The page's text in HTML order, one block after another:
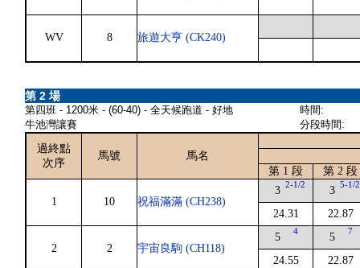
WV 8 旅遊大亨 (CK240)
第 2 場
第四班 - 1200米 - (60-40) - 全天候跑道 - 好地
牛池灣讓賽
時間:
分段時間:
過終點
次序
馬號
馬名
第 1 段
第 2 段
1 10 祝福滿滿 (CH238)
3 2-1/2
24.31
3 5-1/2
22.87
2 2 宇宙良駒 (CH118)
5 4
24.55
5 7
22.87